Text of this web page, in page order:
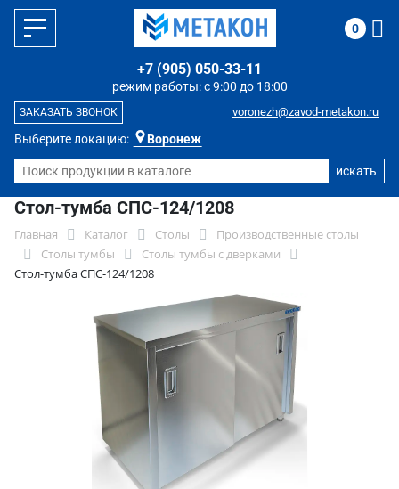
Выберите локацию: Воронеж
режим работы: с 9:00 до 18:00
+7 (905) 050-33-11
voronezh@zavod-metakon.ru
ЗАКАЗАТЬ ЗВОНОК
0
Стол-тумба СПС-124/1208
Главная Каталог Столы
Производственные столы
Столы тумбы
Столы тумбы с дверками
Стол-тумба СПС-124/1208